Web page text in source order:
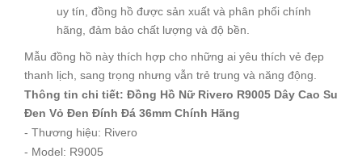
uy tín, đồng hồ được sản xuất và phân phối chính
hãng, đảm bảo chất lượng và độ bền.
Mẫu đồng hồ này thích hợp cho những ai yêu thích vẻ đẹp
thanh lịch, sang trọng nhưng vẫn trẻ trung và năng động.
Thông tin chi tiết: Đồng Hồ Nữ Rivero R9005 Dây Cao Su
Đen Vỏ Đen Đính Đá 36mm Chính Hãng
- Thương hiệu: Rivero
- Model: R9005